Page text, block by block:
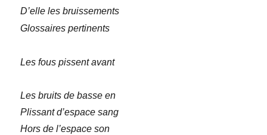
D’elle les bruissements
Glossaires pertinents
Les fous pissent avant
Les bruits de basse en
Plissant d’espace sang
Hors de l’espace son